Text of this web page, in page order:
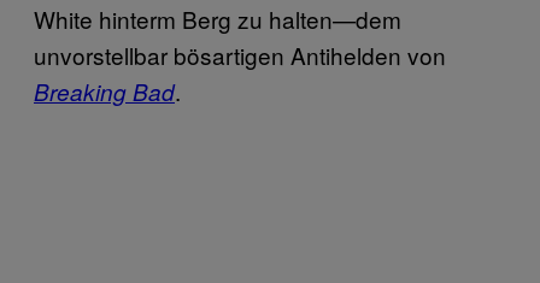
White hinterm Berg zu halten—dem
unvorstellbar bösartigen Antihelden von
Breaking Bad.